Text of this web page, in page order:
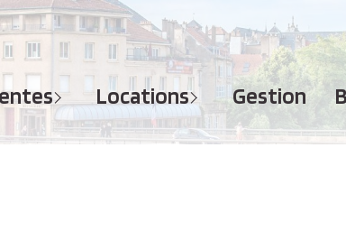
- PARKINGS
locations
APPARTEMENTS
TERRAINS
IMMEUBLES
GARAGES - PARKINGS
gestion